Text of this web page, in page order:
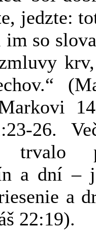
jedzte:
so
26.
trvalo
a dní –
a
22:19).